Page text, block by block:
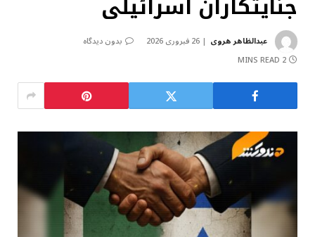
عبدالظاهر هروی 26 فبروری 2026
بدون دیدگاه
2 MINS READ